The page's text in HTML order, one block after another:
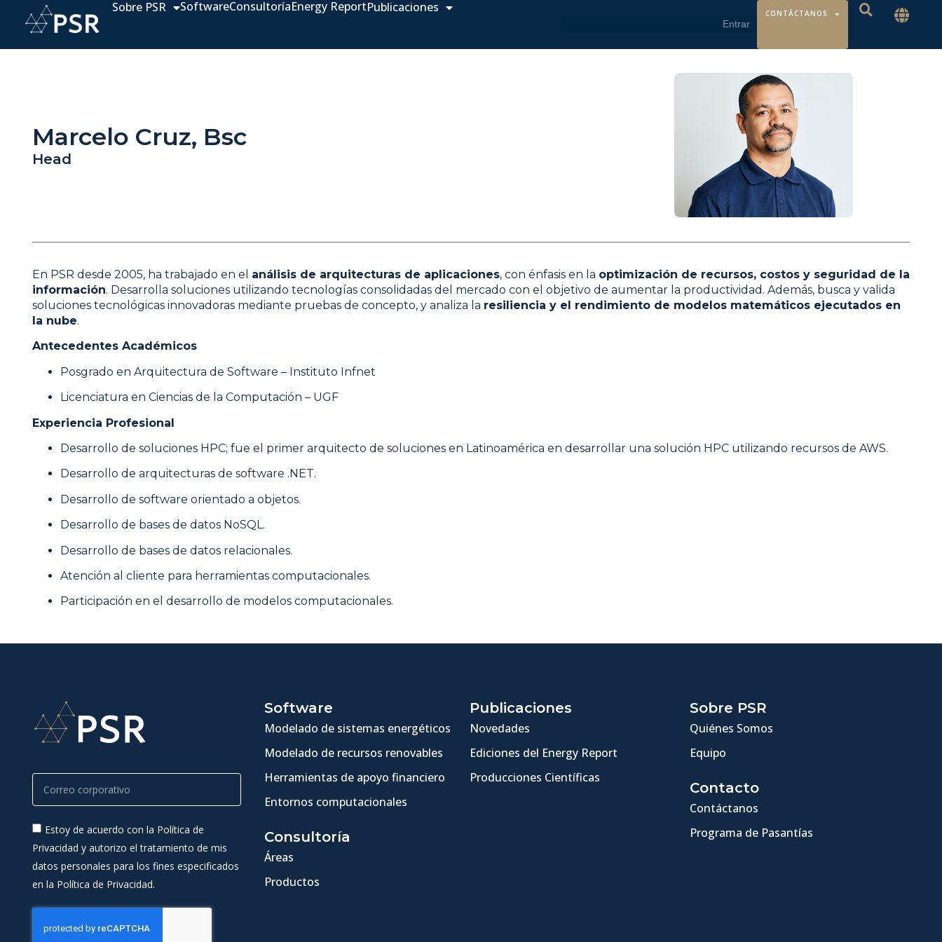
Sobre PSR SoftwareConsultoríaEnergy ReportPublicaciones CONTÁCTANOS
Marcelo Cruz, Bsc
Head
En PSR desde 2005, ha trabajado en el análisis de arquitecturas de aplicaciones, con énfasis en la optimización de recursos, costos y seguridad de la
información. Desarrolla soluciones utilizando tecnologías consolidadas del mercado con el objetivo de aumentar la productividad. Además, busca y valida
soluciones tecnológicas innovadoras mediante pruebas de concepto, y analiza la resiliencia y el rendimiento de modelos matemáticos ejecutados en
la nube.
Antecedentes Académicos
Posgrado en Arquitectura de Software – Instituto Infnet
Licenciatura en Ciencias de la Computación – UGF
Experiencia Profesional
Desarrollo de soluciones HPC; fue el primer arquitecto de soluciones en Latinoamérica en desarrollar una solución HPC utilizando recursos de AWS.
Desarrollo de arquitecturas de software .NET.
Desarrollo de software orientado a objetos.
Desarrollo de bases de datos NoSQL.
Desarrollo de bases de datos relacionales.
Atención al cliente para herramientas computacionales.
Participación en el desarrollo de modelos computacionales.
Estoy de acuerdo con la Política de
Privacidad y autorizo el tratamiento de mis
datos personales para los fines especificados
en la Política de Privacidad.
Software
Modelado de sistemas energéticos
Modelado de recursos renovables
Herramientas de apoyo financiero
Entornos computacionales
Consultoría
Áreas
Productos
Publicaciones
Novedades
Ediciones del Energy Report
Producciones Científicas
Sobre PSR
Quiénes Somos
Equipo
Contacto
Contáctanos
Programa de Pasantías